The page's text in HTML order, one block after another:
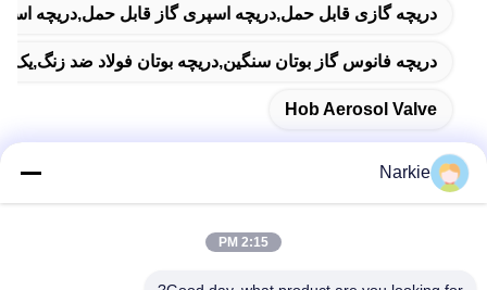
دریچه گازی قابل حمل,دریچه اسپری گاز قابل حمل,دریچه
دریچه فانوس گاز بوتان سنگین,دریچه بوتان فولاد ضد زنگ,یک
Hob Aerosol Valve
Narkie
2:15 PM